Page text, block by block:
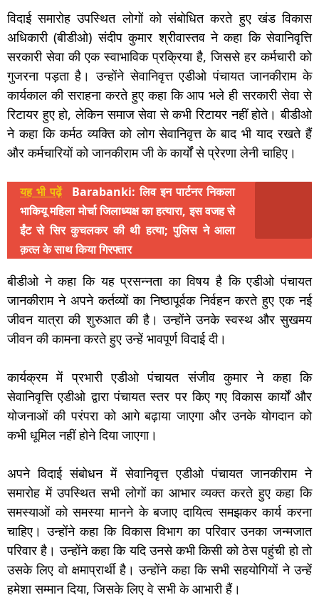
विदाई समारोह उपस्थित लोगों को संबोधित करते हुए खंड विकास
अधिकारी (बीडीओ) संदीप कुमार श्रीवास्तव ने कहा कि सेवानिवृत्ति
सरकारी सेवा की एक स्वाभाविक प्रक्रिया है, जिससे हर कर्मचारी को
गुजरना पड़ता है। उन्होंने सेवानिवृत्त एडीओ पंचायत जानकीराम के
कार्यकाल की सराहना करते हुए कहा कि आप भले ही सरकारी सेवा से
रिटायर हुए हो, लेकिन समाज सेवा से कभी रिटायर नहीं होते। बीडीओ
ने कहा कि कर्मठ व्यक्ति को लोग सेवानिवृत्त के बाद भी याद रखते हैं
और कर्मचारियों को जानकीराम जी के कार्यों से प्रेरणा लेनी चाहिए।
यह भी पढ़ें
Barabanki: लिव इन पार्टनर निकला
भाकियू महिला मोर्चा जिलाध्यक्ष का हत्यारा, इस वजह से
ईंट से सिर कुचलकर की थी हत्या; पुलिस ने आला
क़त्ल के साथ किया गिरफ्तार
बीडीओ ने कहा कि यह प्रसन्नता का विषय है कि एडीओ पंचायत
जानकीराम ने अपने कर्तव्यों का निष्ठापूर्वक निर्वहन करते हुए एक नई
जीवन यात्रा की शुरुआत की है। उन्होंने उनके स्वस्थ और सुखमय
जीवन की कामना करते हुए उन्हें भावपूर्ण विदाई दी।
कार्यक्रम में प्रभारी एडीओ पंचायत संजीव कुमार ने कहा कि
सेवानिवृत्ति एडीओ द्वारा पंचायत स्तर पर किए गए विकास कार्यों और
योजनाओं की परंपरा को आगे बढ़ाया जाएगा और उनके योगदान को
कभी धूमिल नहीं होने दिया जाएगा।
अपने विदाई संबोधन में सेवानिवृत्त एडीओ पंचायत जानकीराम ने
समारोह में उपस्थित सभी लोगों का आभार व्यक्त करते हुए कहा कि
समस्याओं को समस्या मानने के बजाए दायित्व समझकर कार्य करना
चाहिए। उन्होंने कहा कि विकास विभाग का परिवार उनका जन्मजात
परिवार है। उन्होंने कहा कि यदि उनसे कभी किसी को ठेस पहुंची हो तो
उसके लिए वो क्षमाप्रार्थी है। उन्होंने कहा कि सभी सहयोगियों ने उन्हें
हमेशा सम्मान दिया, जिसके लिए वे सभी के आभारी हैं।